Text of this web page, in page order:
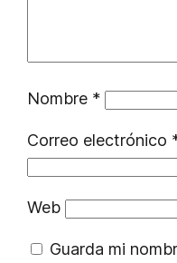
Nombre *
Correo electrónico
Web
Guarda mi